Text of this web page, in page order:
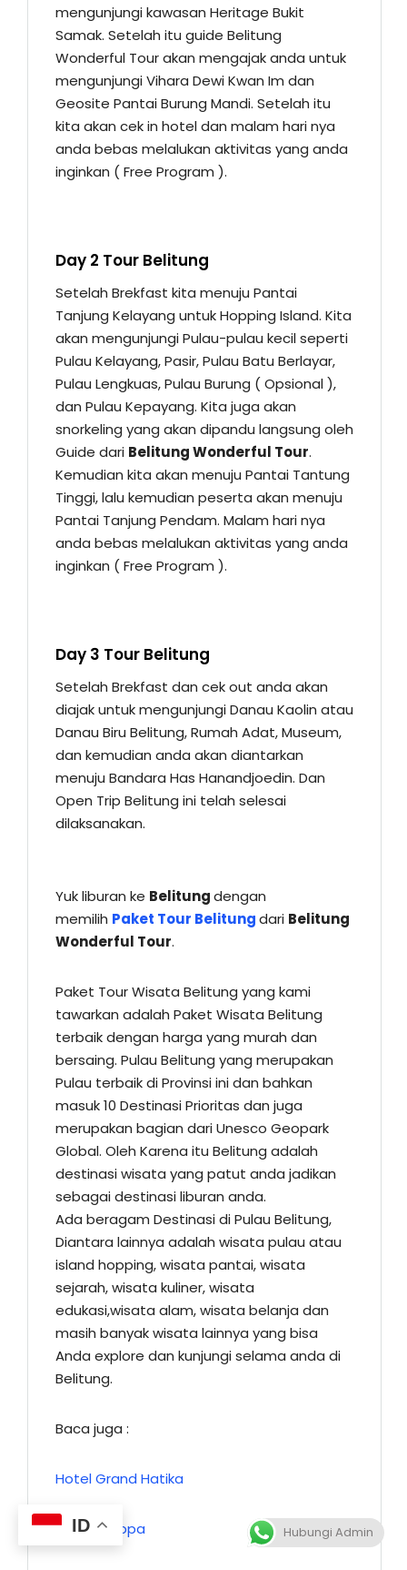
mengunjungi kawasan Heritage Bukit
Samak. Setelah itu guide Belitung
Wonderful Tour akan mengajak anda untuk
mengunjungi Vihara Dewi Kwan Im dan
Geosite Pantai Burung Mandi. Setelah itu
kita akan cek in hotel dan malam hari nya
anda bebas melalukan aktivitas yang anda
inginkan ( Free Program ).
Day 2 Tour Belitung
Setelah Brekfast kita menuju Pantai
Tanjung Kelayang untuk Hopping Island. Kita
akan mengunjungi Pulau-pulau kecil seperti
Pulau Kelayang, Pasir, Pulau Batu Berlayar,
Pulau Lengkuas, Pulau Burung ( Opsional ),
dan Pulau Kepayang. Kita juga akan
snorkeling yang akan dipandu langsung oleh
Guide dari Belitung Wonderful Tour.
Kemudian kita akan menuju Pantai Tantung
Tinggi, lalu kemudian peserta akan menuju
Pantai Tanjung Pendam. Malam hari nya
anda bebas melalukan aktivitas yang anda
inginkan ( Free Program ).
Day 3 Tour Belitung
Setelah Brekfast dan cek out anda akan
diajak untuk mengunjungi Danau Kaolin atau
Danau Biru Belitung, Rumah Adat, Museum,
dan kemudian anda akan diantarkan
menuju Bandara Has Hanandjoedin. Dan
Open Trip Belitung ini telah selesai
dilaksanakan.
Yuk liburan ke Belitungdengan
memilih Paket Tour Belitungdari Belitung
Wonderful Tour.
Paket Tour Wisata Belitung yang kami
tawarkan adalah Paket Wisata Belitung
terbaik dengan harga yang murah dan
bersaing. Pulau Belitung yang merupakan
Pulau terbaik di Provinsi ini dan bahkan
masuk 10 Destinasi Prioritas dan juga
merupakan bagian dari Unesco Geopark
Global. Oleh Karena itu Belitung adalah
destinasi wisata yang patut anda jadikan
sebagai destinasi liburan anda.
Ada beragam Destinasi di Pulau Belitung,
Diantara lainnya adalah wisata pulau atau
island hopping, wisata pantai, wisata
sejarah, wisata kuliner, wisata
edukasi,wisata alam, wisata belanja dan
masih banyak wisata lainnya yang bisa
Anda explore dan kunjungi selama anda di
Belitung.
Baca juga :
Hotel Grand Hatika
Tari Paduppa
ID Hubungi Admin